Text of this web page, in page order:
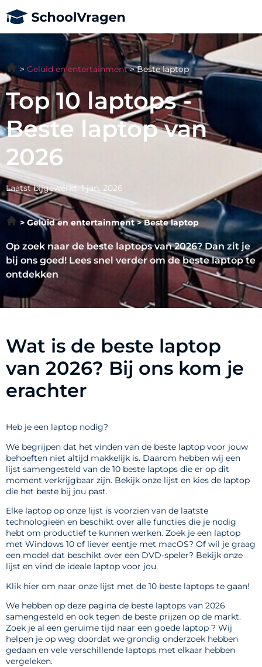
Geluid en entertainment Beste laptop
Top 10 laptops -
Beste laptop van
2026
Laatst bijgewerkt: 1 jan. 2026
Geluid en entertainment Beste laptop
Op zoek naar de beste laptops van 2026? Dan zit je
bij ons goed! Lees snel verder om de beste laptop te
ontdekken
Wat is de beste laptop
van 2026? Bij ons kom je
erachter
Heb je een laptop nodig?
We begrijpen dat het vinden van de beste laptop voor jouw
behoeften niet altijd makkelijk is. Daarom hebben wij een
lijst samengesteld van de 10 beste laptops die er op dit
moment verkrijgbaar zijn. Bekijk onze lijst en kies de laptop
die het beste bij jou past.
Elke laptop op onze lijst is voorzien van de laatste
technologieën en beschikt over alle functies die je nodig
hebt om productief te kunnen werken. Zoek je een laptop
met Windows 10 of liever eentje met macOS? Of wil je graag
een model dat beschikt over een DVD-speler? Bekijk onze
lijst en vind de ideale laptop voor jou.
Klik hier om naar onze lijst met de 10 beste laptops te gaan!
We hebben op deze pagina de beste laptops van 2026
samengesteld en ook tegen de beste prijzen op de markt.
Zoek je al een geruime tijd naar een goede laptop ? Wij
helpen je op weg doordat we grondig onderzoek hebben
gedaan en vele verschillende laptops met elkaar hebben
vergeleken.